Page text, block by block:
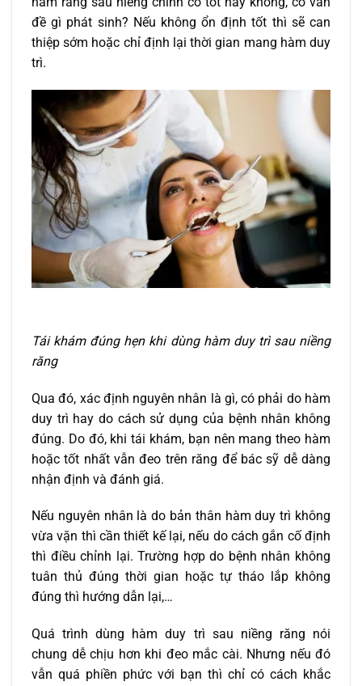
đề gì phát sinh? Nếu không ổn định tốt thì sẽ can
thiệp sớm hoặc chỉ định lại thời gian mang hàm duy
trì.
Tái khám đúng hẹn khi dùng hàm duy trì sau niềng
răng
Qua đó, xác định nguyên nhân là gì, có phải do hàm
duy trì hay do cách sử dụng của bệnh nhân không
đúng. Do đó, khi tái khám, bạn nên mang theo hàm
hoặc tốt nhất vẫn đeo trên răng để bác sỹ dễ dàng
nhận định và đánh giá.
Nếu nguyên nhân là do bản thân hàm duy trì không
vừa vặn thì cần thiết kế lại, nếu do cách gắn cố định
thì điều chỉnh lại. Trường hợp do bệnh nhân không
tuân thủ đúng thời gian hoặc tự tháo lắp không
đúng thì hướng dẫn lại,…
Quá trình dùng hàm duy trì sau niềng răng nói
chung dễ chịu hơn khi đeo mắc cài. Nhưng nếu đó
vẫn quá phiền phức với bạn thì chỉ có cách khắc